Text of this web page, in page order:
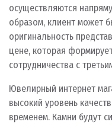
осуществляются
образом, клиент может
оригинальность
цене, которая
сотрудничества с
Ювелирный интернет
высокий уровень
временем. Камни будут